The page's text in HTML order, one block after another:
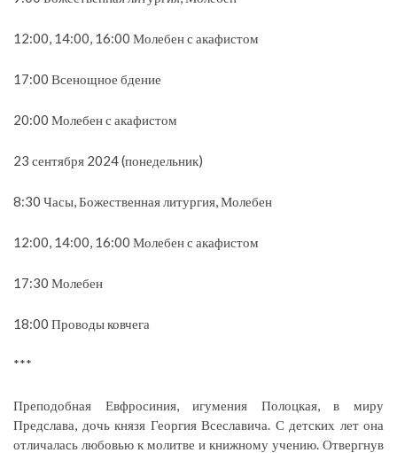
12:00, 14:00, 16:00 Молебен с акафистом
17:00 Всенощное бдение
20:00 Молебен с акафистом
23 сентября 2024 (понедельник)
8:30 Часы, Божественная литургия, Молебен
12:00, 14:00, 16:00 Молебен с акафистом
17:30 Молебен
18:00 Проводы ковчега
***
Преподобная Евфросиния, игумения Полоцкая, в миру
Предслава, дочь князя Георгия Всеславича. С детских лет она
отличалась любовью к молитве и книжному учению. Отвергнув